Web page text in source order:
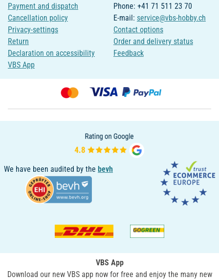
Payment and dispatch
Cancellation policy
Privacy-settings
Return
Declaration on accessibility
VBS App
Phone: +41 71 511 23 70
E-mail: service@vbs-hobby.ch
Contact options
Order and delivery status
Feedback
We have been audited by the bevh
VBS App
Download our new VBS app now for free and enjoy the many new